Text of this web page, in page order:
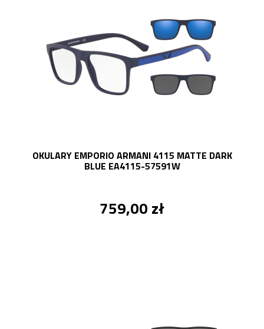
OKULARY EMPORIO ARMANI 4115 MATTE DARK
BLUE EA4115-57591W
759,00 zł